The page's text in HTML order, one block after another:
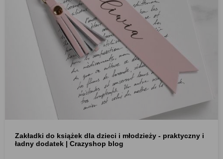
Zakładki do książek dla dzieci i młodzieży - praktyczny i
ładny dodatek | Crazyshop blog